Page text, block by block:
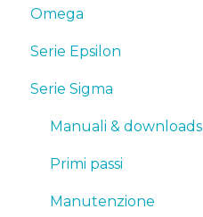
Omega
Serie Epsilon
Manuali & Downloads
Primi passi
Manutenzione
Consigli
Serie Sigma
Manuali & downloads
Primi passi
Manutenzione